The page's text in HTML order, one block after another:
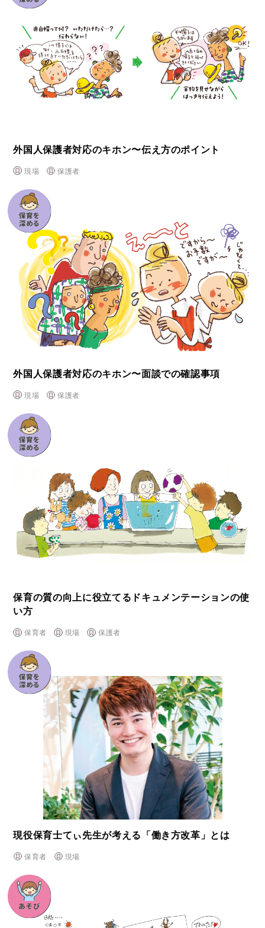
外国⼈保護者対応のキホン〜伝え⽅のポイント
現場 保護者
外国⼈保護者対応のキホン〜⾯談での確認事項
現場 保護者
保育の質の向上に役⽴てるドキュメンテーションの使
い⽅
保育者 現場 保護者
現役保育士てぃ先生が考える「働き方改革」とは
保育者 現場